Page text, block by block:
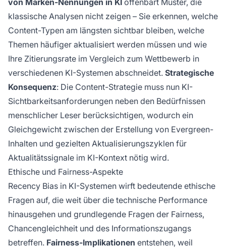
klassische Analysen nicht zeigen – Sie erkennen, welche
Content-Typen am längsten sichtbar bleiben, welche
Themen häufiger aktualisiert werden müssen und wie
Ihre Zitierungsrate im Vergleich zum Wettbewerb in
verschiedenen KI-Systemen abschneidet. Strategische
Konsequenz: Die Content-Strategie muss nun KI-
Sichtbarkeitsanforderungen neben den Bedürfnissen
menschlicher Leser berücksichtigen, wodurch ein
Gleichgewicht zwischen der Erstellung von Evergreen-
Inhalten und gezielten Aktualisierungszyklen für
Aktualitätssignale im KI-Kontext nötig wird.
Ethische und Fairness-Aspekte
Recency Bias in KI-Systemen wirft bedeutende ethische
Fragen auf, die weit über die technische Performance
hinausgehen und grundlegende Fragen der Fairness,
Chancengleichheit und des Informationszugangs
betreffen. Fairness-Implikationen entstehen, weil